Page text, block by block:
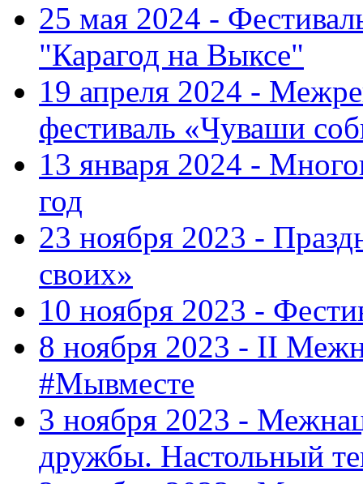
25 мая 2024 -
"Карагод на Выксе"
19 апреля 2024 -
фестиваль «Чуваши
13 января 2024 -
год
23 ноября 2023 -
своих»
10 ноября 2023 -
8 ноября 2023 - II
#Мывместе
3 ноября 2023 -
дружбы. Настольный